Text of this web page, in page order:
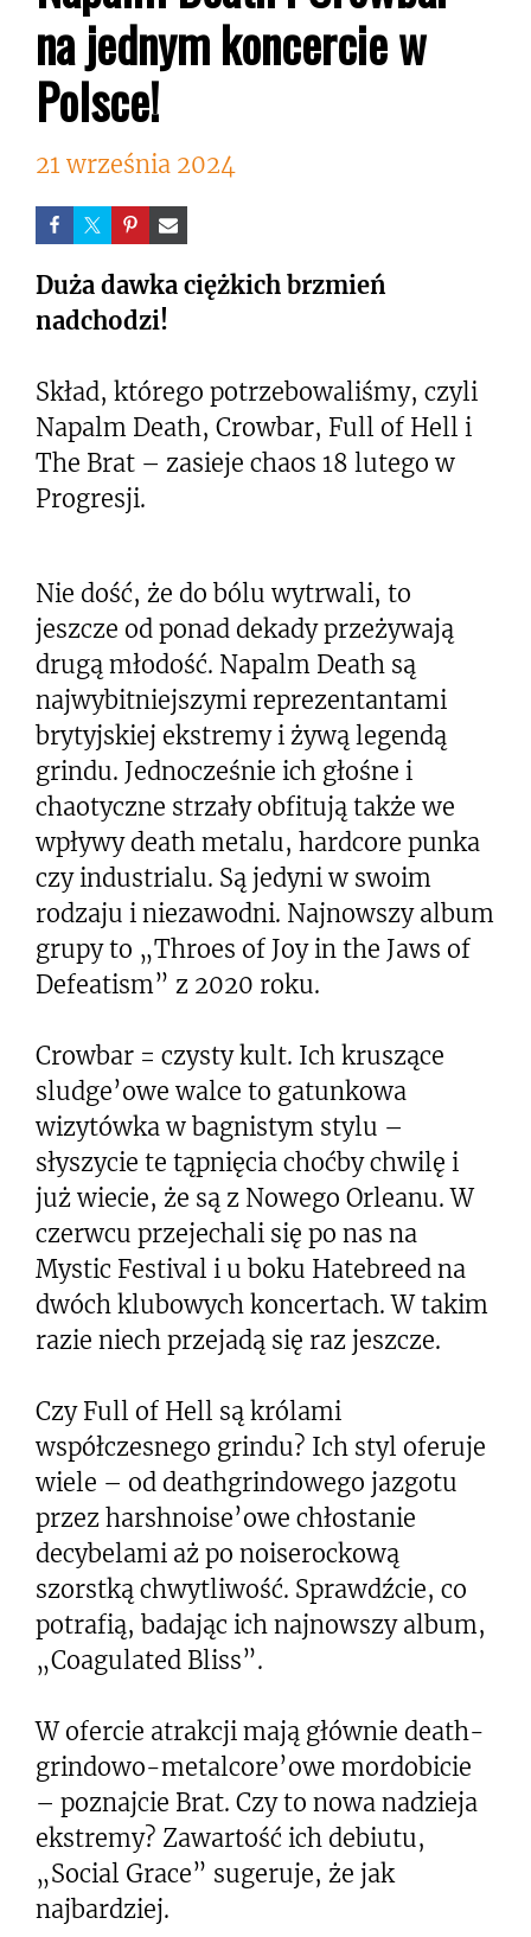
na jednym koncercie w
Polsce!
21 września 2024
Duża dawka ciężkich brzmień
nadchodzi!
Skład, którego potrzebowaliśmy, czyli
Napalm Death, Crowbar, Full of Hell i
The Brat – zasieje chaos 18 lutego w
Progresji.
Nie dość, że do bólu wytrwali, to
jeszcze od ponad dekady przeżywają
drugą młodość. Napalm Death są
najwybitniejszymi reprezentantami
brytyjskiej ekstremy i żywą legendą
grindu. Jednocześnie ich głośne i
chaotyczne strzały obfitują także we
wpływy death metalu, hardcore punka
czy industrialu. Są jedyni w swoim
rodzaju i niezawodni. Najnowszy album
grupy to „Throes of Joy in the Jaws of
Defeatism” z 2020 roku.
Crowbar = czysty kult. Ich kruszące
sludge’owe walce to gatunkowa
wizytówka w bagnistym stylu –
słyszycie te tąpnięcia choćby chwilę i
już wiecie, że są z Nowego Orleanu. W
czerwcu przejechali się po nas na
Mystic Festival i u boku Hatebreed na
dwóch klubowych koncertach. W takim
razie niech przejadą się raz jeszcze.
Czy Full of Hell są królami
współczesnego grindu? Ich styl oferuje
wiele – od deathgrindowego jazgotu
przez harshnoise’owe chłostanie
decybelami aż po noiserockową
szorstką chwytliwość. Sprawdźcie, co
potrafią, badając ich najnowszy album,
„Coagulated Bliss”.
W ofercie atrakcji mają głównie death-
grindowo-metalcore’owe mordobicie
– poznajcie Brat. Czy to nowa nadzieja
ekstremy? Zawartość ich debiutu,
„Social Grace” sugeruje, że jak
najbardziej.